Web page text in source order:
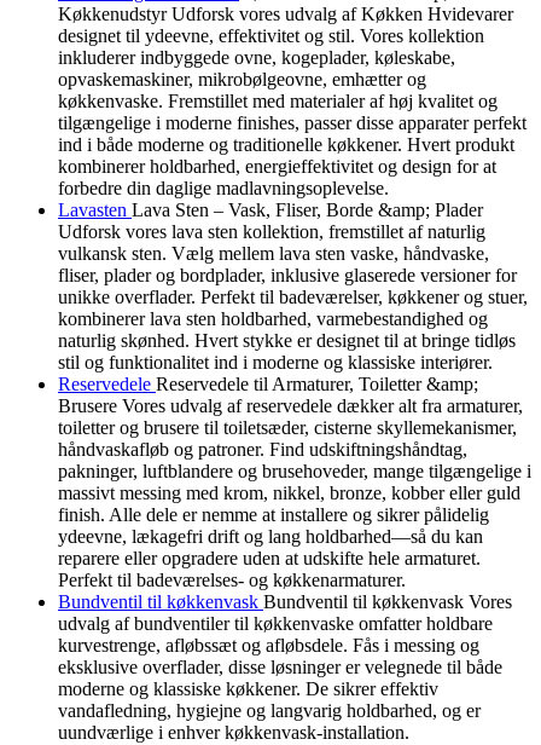
Køkkenudstyr Udforsk vores udvalg af Køkken Hvidevarer
designet til ydeevne, effektivitet og stil. Vores kollektion
inkluderer indbyggede ovne, kogeplader, køleskabe,
opvaskemaskiner, mikrobølgeovne, emhætter og
køkkenvaske. Fremstillet med materialer af høj kvalitet og
tilgængelige i moderne finishes, passer disse apparater perfekt
ind i både moderne og traditionelle køkkener. Hvert produkt
kombinerer holdbarhed, energieffektivitet og design for at
forbedre din daglige madlavningsoplevelse.
Lavasten Lava Sten – Vask, Fliser, Borde &amp; Plader
Udforsk vores lava sten kollektion, fremstillet af naturlig
vulkansk sten. Vælg mellem lava sten vaske, håndvaske,
fliser, plader og bordplader, inklusive glaserede versioner for
unikke overflader. Perfekt til badeværelser, køkkener og stuer,
kombinerer lava sten holdbarhed, varmebestandighed og
naturlig skønhed. Hvert stykke er designet til at bringe tidløs
stil og funktionalitet ind i moderne og klassiske interiører.
Reservedele Reservedele til Armaturer, Toiletter &amp;
Brusere Vores udvalg af reservedele dækker alt fra armaturer,
toiletter og brusere til toiletsæder, cisterne skyllemekanismer,
håndvaskafløb og patroner. Find udskiftningshåndtag,
pakninger, luftblandere og brusehoveder, mange tilgængelige i
massivt messing med krom, nikkel, bronze, kobber eller guld
finish. Alle dele er nemme at installere og sikrer pålidelig
ydeevne, lækagefri drift og lang holdbarhed—så du kan
reparere eller opgradere uden at udskifte hele armaturet.
Perfekt til badeværelses- og køkkenarmaturer.
Bundventil til køkkenvask Bundventil til køkkenvask Vores
udvalg af bundventiler til køkkenvaske omfatter holdbare
kurvestrenge, afløbssæt og afløbsdele. Fås i messing og
eksklusive overflader, disse løsninger er velegnede til både
moderne og klassiske køkkener. De sikrer effektiv
vandafledning, hygiejne og langvarig holdbarhed, og er
uundværlige i enhver køkkenvask-installation.